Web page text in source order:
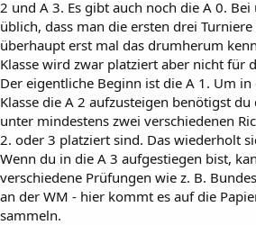
2 und A 3. Es gibt auch noch die A 0.
üblich, dass man die ersten drei
überhaupt erst mal das drumherum
Klasse wird zwar platziert aber nicht für
Der eigentliche Beginn ist die A 1. Um
Klasse die A 2 aufzusteigen benötigst
unter mindestens zwei verschiedenen
2. oder 3 platziert sind. Das wiederholt
Wenn du in die A 3 aufgestiegen bist,
verschiedene Prüfungen wie z. B.
an der WM - hier kommt es auf die
sammeln.